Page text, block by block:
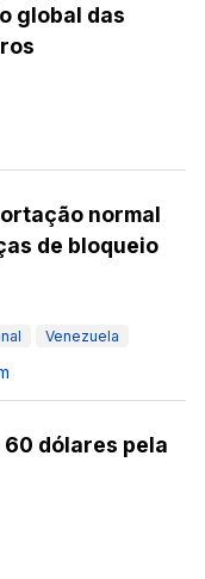
global das
normal
de bloqueio
Venezuela
60 dólares pela